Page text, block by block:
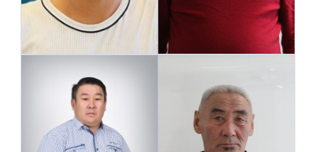
мэргэжилтэн
Орон нутгийн засаг
захиргааны төлөөлөл
Жавхлант багийн